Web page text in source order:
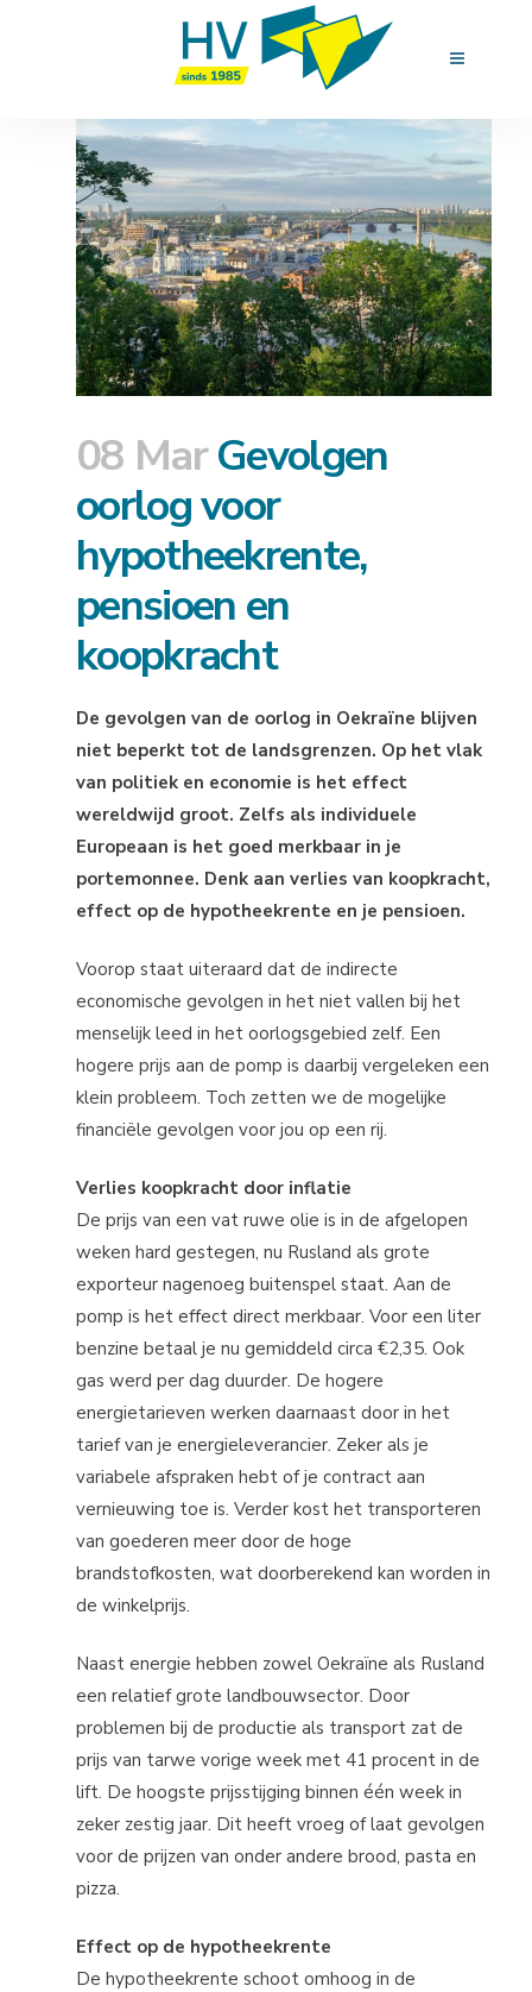
08 MarGevolgen
oorlog voor
hypotheekrente,
pensioen en
koopkracht
De gevolgen van de oorlog in Oekraïne blijven
niet beperkt tot de landsgrenzen. Op het vlak
van politiek en economie is het effect
wereldwijd groot. Zelfs als individuele
Europeaan is het goed merkbaar in je
portemonnee. Denk aan verlies van koopkracht,
effect op de hypotheekrente en je pensioen.
Voorop staat uiteraard dat de indirecte
economische gevolgen in het niet vallen bij het
menselijk leed in het oorlogsgebied zelf. Een
hogere prijs aan de pomp is daarbij vergeleken een
klein probleem. Toch zetten we de mogelijke
financiële gevolgen voor jou op een rij.
Verlies koopkracht door inflatie
De prijs van een vat ruwe olie is in de afgelopen
weken hard gestegen, nu Rusland als grote
exporteur nagenoeg buitenspel staat. Aan de
pomp is het effect direct merkbaar. Voor een liter
benzine betaal je nu gemiddeld circa €2,35. Ook
gas werd per dag duurder. De hogere
energietarieven werken daarnaast door in het
tarief van je energieleverancier. Zeker als je
variabele afspraken hebt of je contract aan
vernieuwing toe is. Verder kost het transporteren
van goederen meer door de hoge
brandstofkosten, wat doorberekend kan worden in
de winkelprijs.
Naast energie hebben zowel Oekraïne als Rusland
een relatief grote landbouwsector. Door
problemen bij de productie als transport zat de
prijs van tarwe vorige week met 41 procent in de
lift. De hoogste prijsstijging binnen één week in
zeker zestig jaar. Dit heeft vroeg of laat gevolgen
voor de prijzen van onder andere brood, pasta en
pizza.
Effect op de hypotheekrente
De hypotheekrente schoot omhoog in de